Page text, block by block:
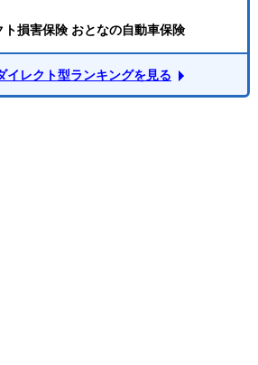
損害保険 おとなの自動車保険
イレクト型ランキングを見る